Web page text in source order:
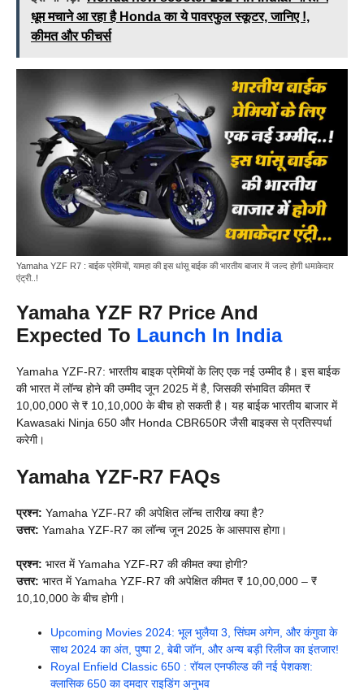
धूम मचाने आ रहा है Honda का ये पावरफुल स्कूटर, जानिए !,
कीमत और फीचर्स
Yamaha YZF R7 : बाईक प्रेमियों, यामहा की इस धांसू बाईक की भारतीय बाजार में जल्द होगी धमाकेदार
एंट्री..!
Yamaha YZF R7 Price And
Expected To Launch In India
Yamaha YZF-R7: भारतीय बाइक प्रेमियों के लिए एक नई उम्मीद है। इस बाईक
की भारत में लॉन्च होने की उम्मीद जून 2025 में है, जिसकी संभावित कीमत ₹
10,00,000 से ₹ 10,10,000 के बीच हो सकती है। यह बाईक भारतीय बाजार में
Kawasaki Ninja 650 और Honda CBR650R जैसी बाइक्स से प्रतिस्पर्धा
करेगी।
Yamaha YZF-R7 FAQs
प्रश्न: Yamaha YZF-R7 की अपेक्षित लॉन्च तारीख क्या है?
उत्तर: Yamaha YZF-R7 का लॉन्च जून 2025 के आसपास होगा।
प्रश्न: भारत में Yamaha YZF-R7 की कीमत क्या होगी?
उत्तर: भारत में Yamaha YZF-R7 की अपेक्षित कीमत ₹ 10,00,000 – ₹
10,10,000 के बीच होगी।
Upcoming Movies 2024: भूल भुलैया 3, सिंघम अगेन, और कंगुवा के
साथ 2024 का अंत, पुष्पा 2, बेबी जॉन, और अन्य बड़ी रिलीज का इंतजार!
Royal Enfield Classic 650 : रॉयल एनफील्ड की नई पेशकश:
क्लासिक 650 का दमदार राइडिंग अनुभव